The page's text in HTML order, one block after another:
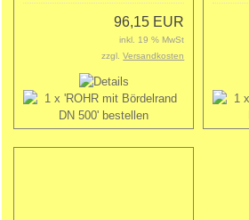
96,15 EUR
inkl. 19 % MwSt
zzgl.Versandkosten